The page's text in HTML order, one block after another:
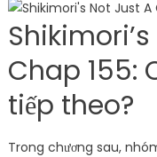
Chap 155:
tiếp theo?
Trong chương sau,